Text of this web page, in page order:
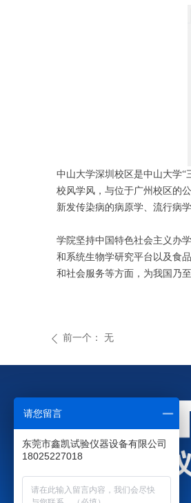
中山大学深圳校区是中山大学
校风学风，与位于广州校区的
新发传染病的病原学、流行病
学院坚持中国特色社会主义办
和系统生物学研究平台以及食
和社会服务等方面，为我国乃
ꄴ 前一个： 无
请您留言
东莞市鑫凯试验仪器设备有限公司
18025227018